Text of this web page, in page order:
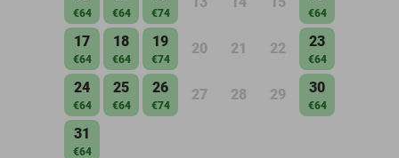
€64 €64 €74 €64
17
€64
18
€64
19
€74
20 21 22 23
€64
24
€64
25
€64
26
€74
27 28 29 30
€64
31
€64